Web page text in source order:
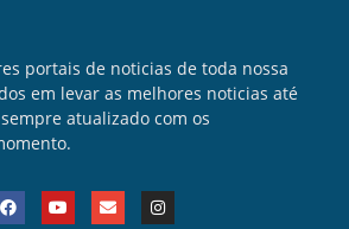
portais de noticias de toda nossa
em levar as melhores noticias até
atualizado com os